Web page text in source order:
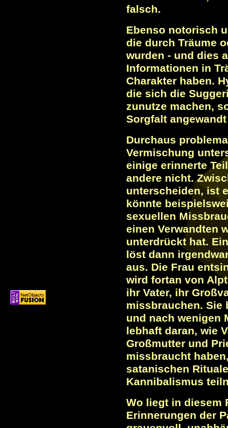
falsch.
Ebenso notorisch
die durch Träume
wurden - und dies
Informationen in
Charakter haben.
die sich die
zunutze machen,
Sorgfalt
Durchaus
Vermischung
einige erinnerte
andere nicht.
unterscheiden, ist
könnte
sexuellen
einen Verwandten
unterdrückt hat.
löst dann
aus. Die Frau
wird fortan von
ihr Vater, ihr
missbrauchen. Sie
und nach wenigen
lebhaft daran, wie
Großmutter und
missbraucht
satanischen
Kannibalismus
Wo liegt in diesem
Erinnerungen der